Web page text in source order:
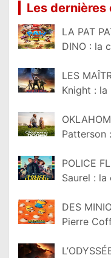
Les
LA PAT
DINO : la
LES
Knight :
Patterson
POLICE
Saurel :
DES
Pierre